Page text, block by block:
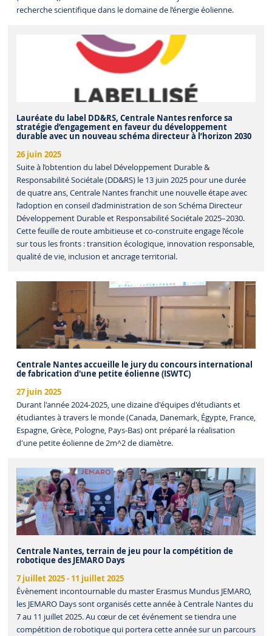
recherche scientifique dans le domaine de l’énergie éolienne.
Lauréate du label DD&RS, Centrale Nantes renforce sa
stratégie d’engagement en faveur du développement
durable avec un nouveau schéma directeur à l’horizon 2030
26 juin 2025
Suite à l’obtention du label Développement Durable &
Responsabilité Sociétale (DD&RS) le 13 juin 2025 pour une durée
de quatre ans, Centrale Nantes franchit une nouvelle étape avec
l’adoption en conseil d’administration de son Schéma Directeur
Développement Durable et Responsabilité Sociétale 2025–2030.
Cette feuille de route ambitieuse et co-construite engage l’école
sur tous les fronts : transition écologique, innovation responsable,
qualité de vie, inclusion et ancrage territorial.
Centrale Nantes accueille le jury du concours international
de fabrication d'une petite éolienne (ISWTC)
27 juin 2025
Durant l'année 2024-2025, une dizaine d'équipes d'étudiants et
étudiantes à travers le monde (Canada, Danemark, Égypte, France,
Espagne, Grèce, Pologne, Pays-Bas) ont préparé la réalisation
d'une petite éolienne de 2m^2 de diamètre.
Centrale Nantes, terrain de jeu pour la compétition de
robotique des JEMARO Days
7 juillet 2025- 11 juillet 2025
Évènement incontournable du master Erasmus Mundus JEMARO,
les JEMARO Days sont organisés cette année à Centrale Nantes du
7 au 11 juillet 2025. Au cœur de cet événement se tiendra une
compétition de robotique qui portera cette année sur un parcours